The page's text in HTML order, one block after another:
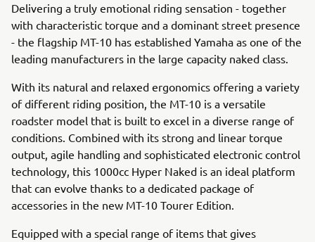
Delivering a truly emotional riding sensation - together
with characteristic torque and a dominant street presence
- the flagship MT-10 has established Yamaha as one of the
leading manufacturers in the large capacity naked class.
With its natural and relaxed ergonomics offering a variety
of different riding position, the MT-10 is a versatile
roadster model that is built to excel in a diverse range of
conditions. Combined with its strong and linear torque
output, agile handling and sophisticated electronic control
technology, this 1000cc Hyper Naked is an ideal platform
that can evolve thanks to a dedicated package of
accessories in the new MT-10 Tourer Edition.
Equipped with a special range of items that gives